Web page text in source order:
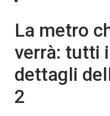
La metro
verrà: tutti i
dettagli
2